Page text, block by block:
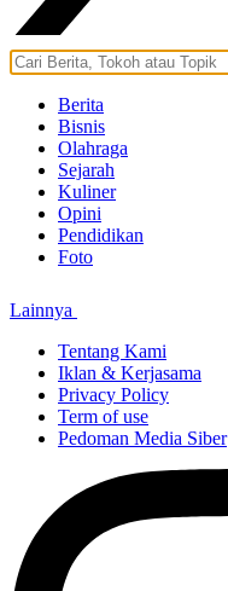
Berita
Bisnis
Olahraga
Sejarah
Kuliner
Opini
Pendidikan
Foto
Lainnya
Tentang Kami
Iklan & Kerjasama
Privacy Policy
Term of use
Pedoman Media Siber